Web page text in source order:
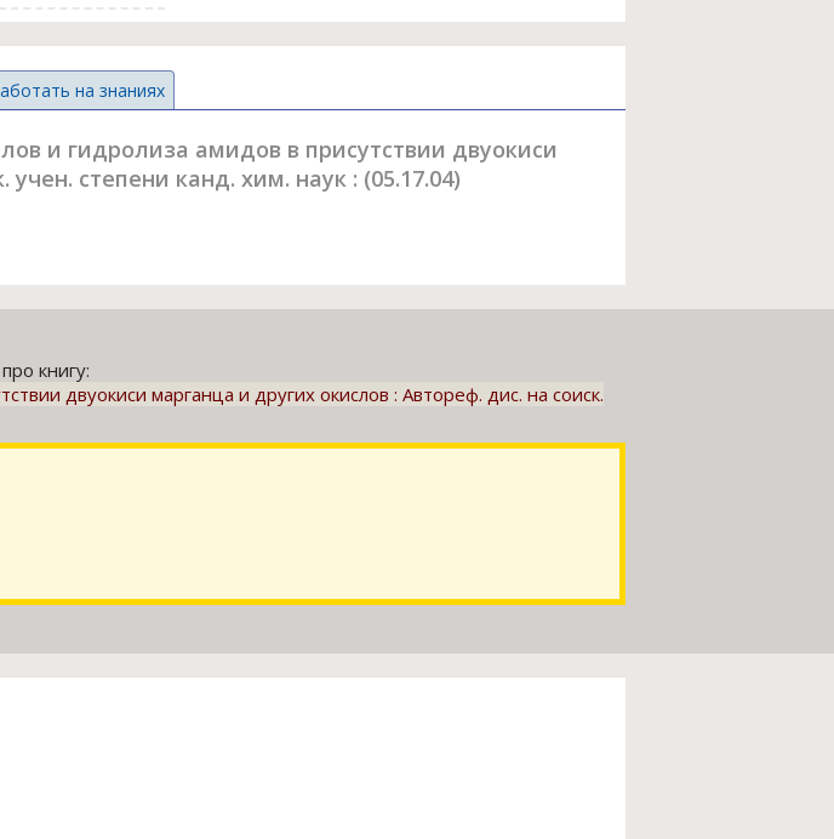
на знаниях
и гидролиза амидов в присутствии двуокиси
степени канд. хим. наук : (05.17.04)
про книгу:
двуокиси марганца и других окислов : Автореф. дис. на соиск.